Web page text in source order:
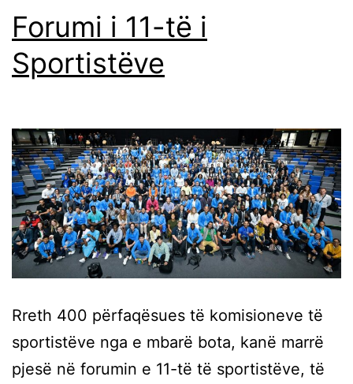
Forumi i 11-të i
Sportistëve
Rreth 400 përfaqësues të komisioneve të
sportistëve nga e mbarë bota, kanë marrë
pjesë në forumin e 11-të të sportistëve, të